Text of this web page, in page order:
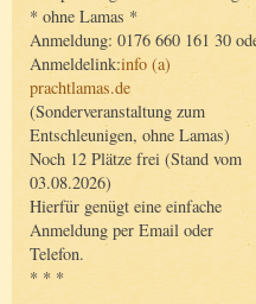
* ohne Lamas *
Anmeldung: 0176 660 161 30
Anmeldelink:info (a)
prachtlamas.de
(Sonderveranstaltung zum
Entschleunigen, ohne Lamas)
Noch 12 Plätze frei (Stand vom
03.08.2026)
Hierfür genügt eine einfache
Anmeldung per Email oder
Telefon.
* * *